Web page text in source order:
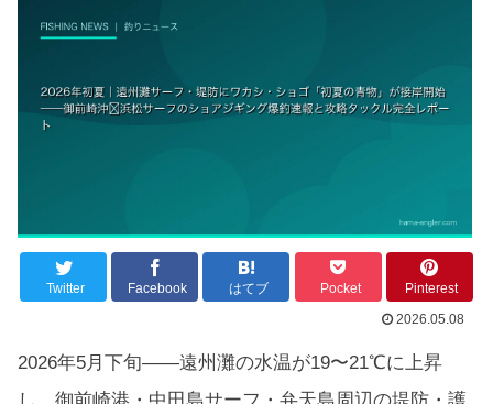
Twitter Facebook はてブ Pocket
Pinterest
2026.05.08
2026年5月下旬——遠州灘の水温が19〜21℃に上昇